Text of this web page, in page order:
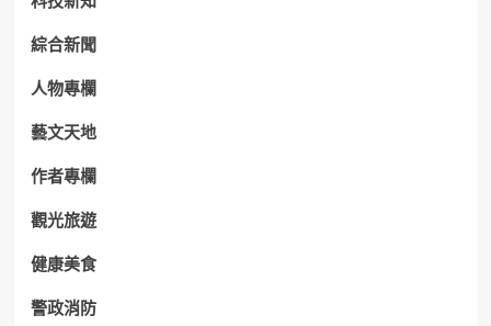
綜合新聞
人物專欄
藝文天地
作者專欄
觀光旅遊
健康美食
警政消防